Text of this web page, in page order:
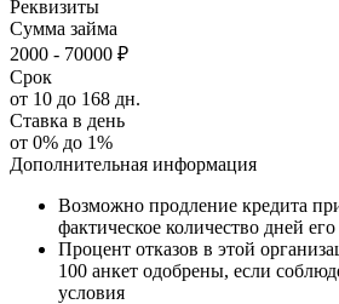
Реквизиты
Сумма займа
2000 - 70000 ₽
Срок
от 10 до 168 дн.
Ставка в день
от 0% до 1%
Дополнительная информация
Возможно продление кредита
фактическое количество дней
Процент отказов в этой
100 анкет одобрены, если
условия